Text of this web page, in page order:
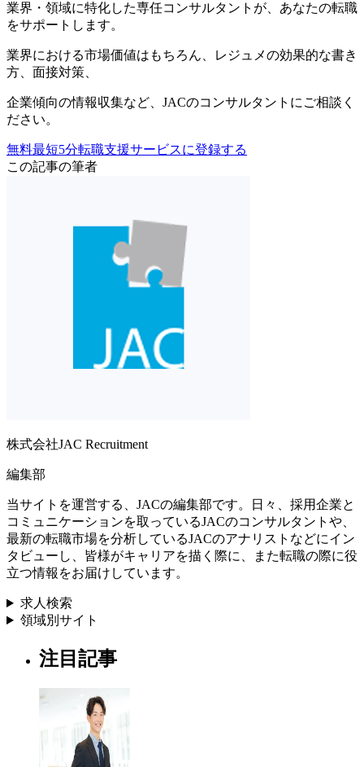
業界・領域に特化した専任コンサルタントが、 あなたの転職
をサポートします。
業界における市場価値はもちろん、
レジュメの効果的な書き
方
面接対策
企業傾向の情報収集など、 JACのコンサルタントにご相談く
ださい。
無料最短5分転職支援サービスに登録する
この記事の筆者
株式会社JAC Recruitment
編集部
当サイトを運営する、JACの編集部です。日々、採用企業と
コミュニケーションを取っているJACのコンサルタントや、
最新の転職市場を分析しているJACのアナリストなどにイン
タビューし、皆様がキャリアを描く際に、また転職の際に役
立つ情報をお届けしています。
求人検索
領域別サイト
注目記事